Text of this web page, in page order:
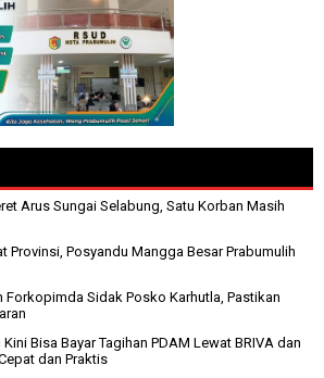
Arus Sungai Selabung, Satu Korban Masih
Provinsi, Posyandu Mangga Besar Prabumulih
Forkopimda Sidak Posko Karhutla, Pastikan
Bisa Bayar Tagihan PDAM Lewat BRIVA dan
dan Praktis